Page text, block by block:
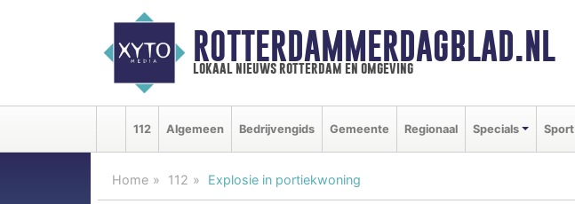
ROTTERDAMMERDAGBLAD.NL
lokaal nieuws rotterdam en omgeving
112 Algemeen Bedrijvengids Gemeente Regionaal Specials Sport
Home 112 Explosie in portiekwoning